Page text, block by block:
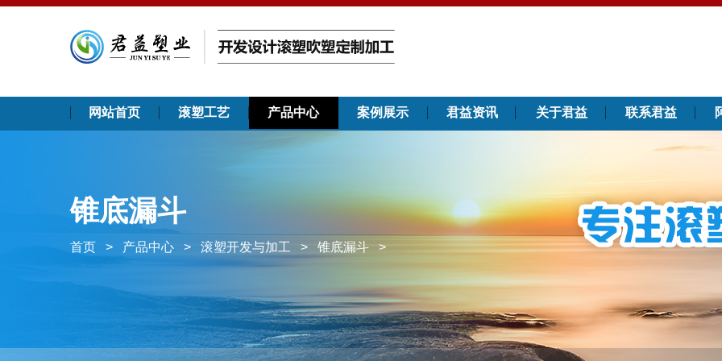
网站首页 滚塑工艺 产品中心 案例展示 君益资讯 关于君益 联系君益
锥底漏斗
首页 > 产品中心 > 滚塑开发与加工 > 锥底漏斗 >